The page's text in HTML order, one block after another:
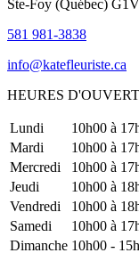
Ste-Foy (Québec)​​
581 981-3838
info@katefleuriste.ca
HEURES
Lundi
10h00 à
Mardi
10h00 à
Mercredi
10h00 à
Jeudi
10h00 à
Vendredi
10h00 à
Samedi
10h00 à
Dimanche 10h00 -